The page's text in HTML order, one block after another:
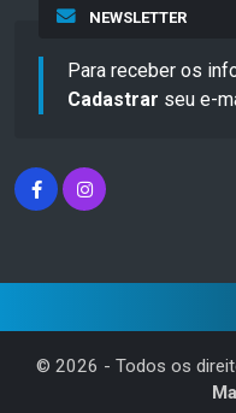
NEWSLETTER
Para receber os
Cadastrar seu e-
© 2026 - Todos os